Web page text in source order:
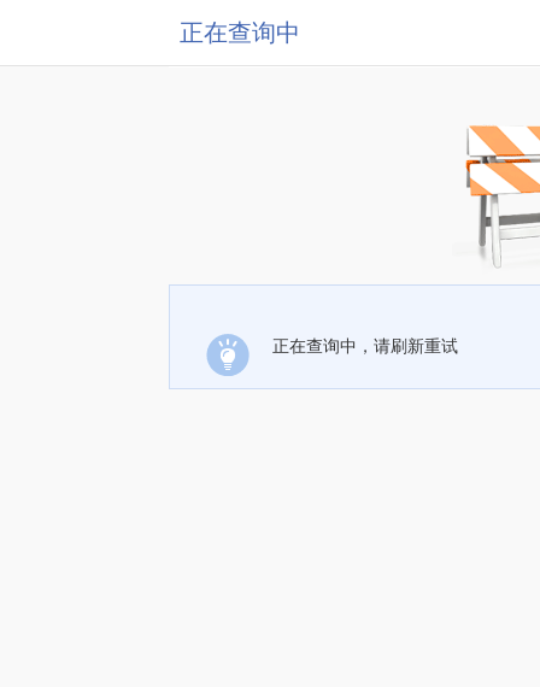
正在查询中
正在查询中，请刷新重试